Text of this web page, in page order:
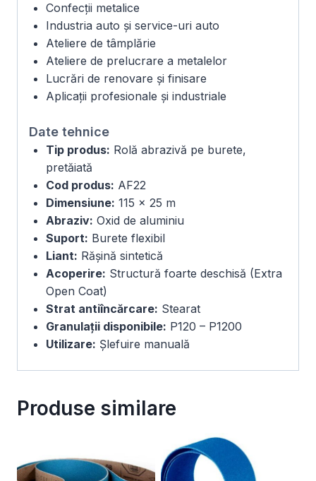
Confecții metalice
Industria auto și service-uri auto
Ateliere de tâmplărie
Ateliere de prelucrare a metalelor
Lucrări de renovare și finisare
Aplicații profesionale și industriale
Date tehnice
Tip produs: Rolă abrazivă pe burete,
pretăiată
Cod produs: AF22
Dimensiune: 115 × 25 m
Abraziv: Oxid de aluminiu
Suport: Burete flexibil
Liant: Rășină sintetică
Acoperire: Structură foarte deschisă (Extra
Open Coat)
Strat antiîncărcare: Stearat
Granulații disponibile: P120 – P1200
Utilizare: Șlefuire manuală
Produse similare